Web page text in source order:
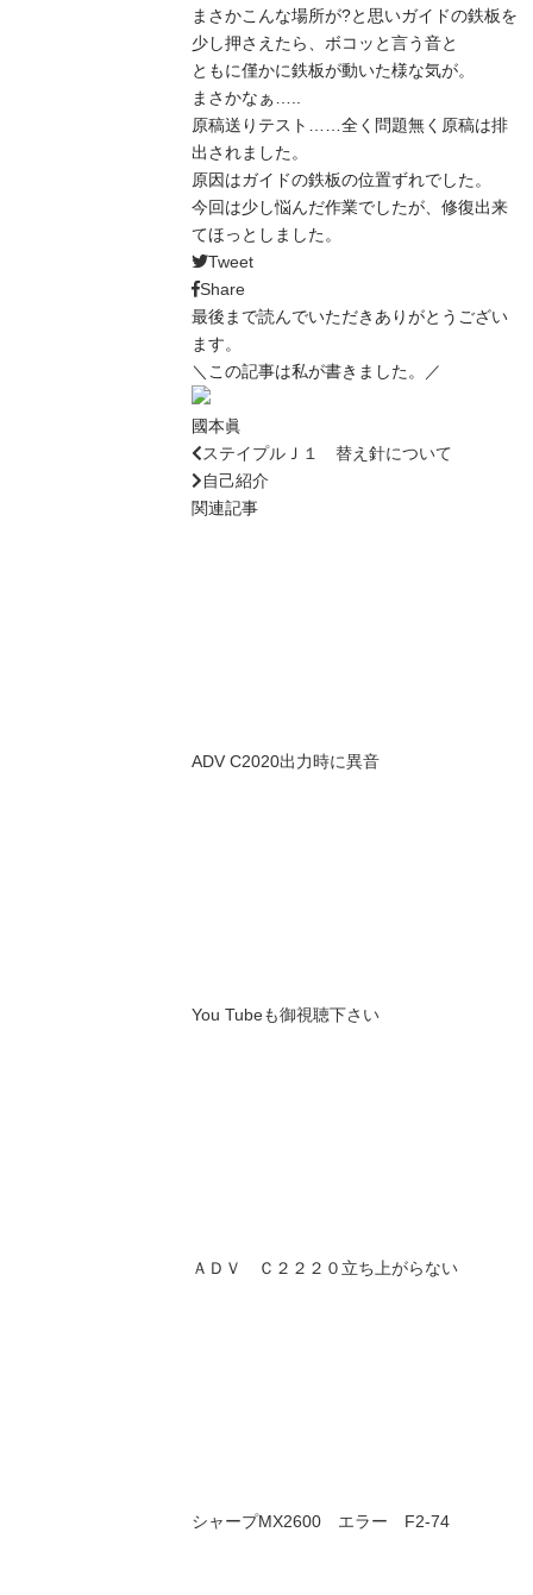
まさかこんな場所が?と思いガイドの鉄板を
少し押さえたら、ボコッと言う音と
ともに僅かに鉄板が動いた様な気が。
まさかなぁ…..
原稿送りテスト……全く問題無く原稿は排
出されました。
原因はガイドの鉄板の位置ずれでした。
今回は少し悩んだ作業でしたが、修復出来
てほっとしました。
Tweet
Share
最後まで読んでいただきありがとうござい
ます。
＼この記事は私が書きました。／
國本眞
ステイプルＪ１ 替え針について
自己紹介
関連記事
ADV C2020出力時に異音
You Tubeも御視聴下さい
ＡＤＶ Ｃ２２２０立ち上がらない
シャープMX2600 エラー F2-74